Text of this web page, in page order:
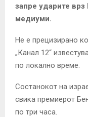
запре ударите врз
медиуми.
Не е прецизирано
„Канал 12“
по локално време.
Состанокот на
свика премиерот
по три часа.